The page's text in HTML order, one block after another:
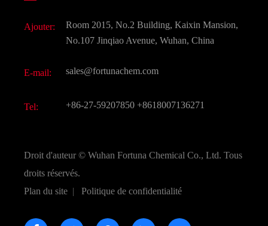
Saveurs et parfums
CAS chimiques
Ajouter:
Room 2015, No.2 Building, Kaixin Mansion,
No.107 Jinqiao Avenue, Wuhan, China
E-mail: sales@fortunachem.com
Tel: +86-27-59207850 +8618007136271
Droit d'auteur © Wuhan Fortuna Chemical Co., Ltd. Tous
droits réservés.
Plan du site | Politique de confidentialité